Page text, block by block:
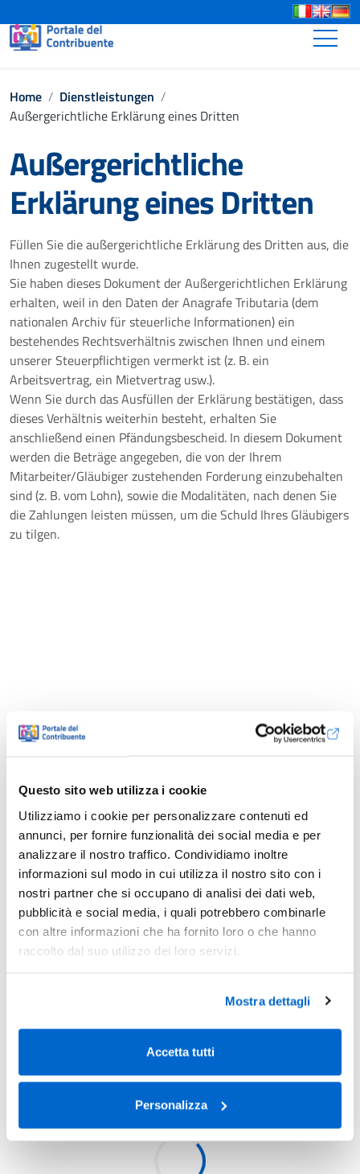
Questo sito web utilizza i cookie
Utilizziamo i cookie per personalizzare contenuti ed
annunci, per fornire funzionalità dei social media e per
analizzare il nostro traffico. Condividiamo inoltre
informazioni sul modo in cui utilizza il nostro sito con i
nostri partner che si occupano di analisi dei dati web,
pubblicità e social media, i quali potrebbero combinarle
con altre informazioni che ha fornito loro o che hanno
raccolto dal suo utilizzo dei loro servizi.
Mostra dettagli
Accetta tutti
Personalizza
Go to the navigation menu
Go to the footer
Home / Dienstleistungen /
Außergerichtliche Erklärung eines Dritten
Außergerichtliche
Erklärung eines Dritten
Füllen Sie die außergerichtliche Erklärung des Dritten aus, die
Ihnen zugestellt wurde.
Sie haben dieses Dokument der Außergerichtlichen Erklärung
erhalten, weil in den Daten der Anagrafe Tributaria (dem
nationalen Archiv für steuerliche Informationen) ein
bestehendes Rechtsverhältnis zwischen Ihnen und einem
unserer Steuerpflichtigen vermerkt ist (z. B. ein
Arbeitsvertrag, ein Mietvertrag usw.).
Wenn Sie durch das Ausfüllen der Erklärung bestätigen, dass
dieses Verhältnis weiterhin besteht, erhalten Sie
anschließend einen Pfändungsbescheid. In diesem Dokument
werden die Beträge angegeben, die von der Ihrem
Mitarbeiter/Gläubiger zustehenden Forderung einzubehalten
sind (z. B. vom Lohn), sowie die Modalitäten, nach denen Sie
die Zahlungen leisten müssen, um die Schuld Ihres Gläubigers
zu tilgen.